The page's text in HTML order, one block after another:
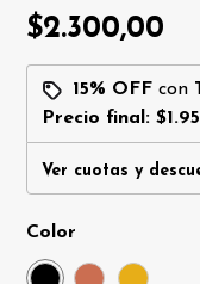
$2.300,00
15% OFF con
Precio final:
Ver cuotas y
Color